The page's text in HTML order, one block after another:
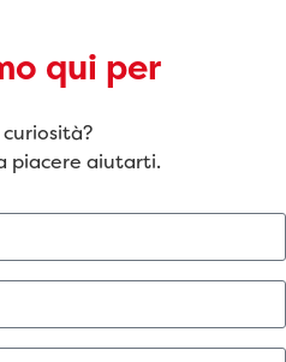
qui per
piacere aiutarti.